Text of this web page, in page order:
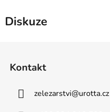
Diskuze
Kontakt
zelezarstvi@urotta.cz